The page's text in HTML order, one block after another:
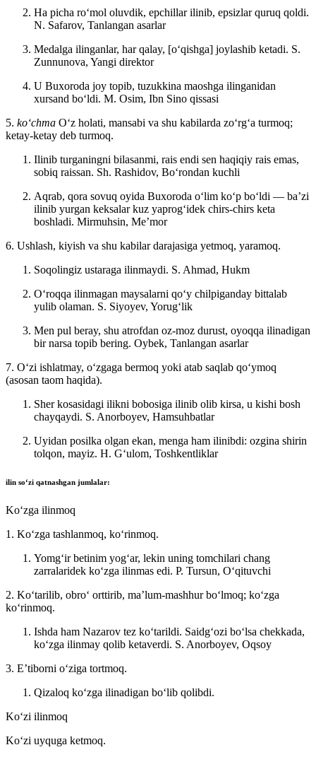
Ha picha roʻmol oluvdik, epchillar ilinib, epsizlar quruq qoldi.
N. Safarov, Tanlangan asarlar
Medalga ilinganlar, har qalay, [oʻqishga] joylashib ketadi. S.
Zunnunova, Yangi direktor
U Buxoroda joy topib, tuzukkina maoshga ilinganidan
xursand boʻldi. M. Osim, Ibn Sino qissasi
5. koʻchma Oʻz holati, mansabi va shu kabilarda zoʻrgʻa turmoq;
ketay-ketay deb turmoq.
Ilinib turganingni bilasanmi, rais endi sen haqiqiy rais emas,
sobiq raissan. Sh. Rashidov, Boʻrondan kuchli
Aqrab, qora sovuq oyida Buxoroda oʻlim koʻp boʻldi — baʼzi
ilinib yurgan keksalar kuz yaprogʻidek chirs-chirs keta
boshladi. Mirmuhsin, Meʼmor
6. Ushlash, kiyish va shu kabilar darajasiga yetmoq, yaramoq.
Soqolingiz ustaraga ilinmaydi. S. Ahmad, Hukm
Oʻroqqa ilinmagan maysalarni qoʻy chilpiganday bittalab
yulib olaman. S. Siyoyev, Yorugʻlik
Men pul beray, shu atrofdan oz-moz durust, oyoqqa ilinadigan
bir narsa topib bering. Oybek, Tanlangan asarlar
7. Oʻzi ishlatmay, oʻzgaga bermoq yoki atab saqlab qoʻymoq
(asosan taom haqida).
Sher kosasidagi ilikni bobosiga ilinib olib kirsa, u kishi bosh
chayqaydi. S. Anorboyev, Hamsuhbatlar
Uyidan posilka olgan ekan, menga ham ilinibdi: ozgina shirin
tolqon, mayiz. H. Gʻulom, Toshkentliklar
ilin soʻzi qatnashgan jumlalar:
Koʻzga ilinmoq
1. Koʻzga tashlanmoq, koʻrinmoq.
Yomgʻir betinim yogʻar, lekin uning tomchilari chang
zarralaridek koʻzga ilinmas edi. P. Tursun, Oʻqituvchi
2. Koʻtarilib, obroʻ orttirib, maʼlum-mashhur boʻlmoq; koʻzga
koʻrinmoq.
Ishda ham Nazarov tez koʻtarildi. Saidgʻozi boʻlsa chekkada,
koʻzga ilinmay qolib ketaverdi. S. Anorboyev, Oqsoy
3. Eʼtiborni oʻziga tortmoq.
Qizaloq koʻzga ilinadigan boʻlib qolibdi.
Koʻzi ilinmoq
Koʻzi uyquga ketmoq.